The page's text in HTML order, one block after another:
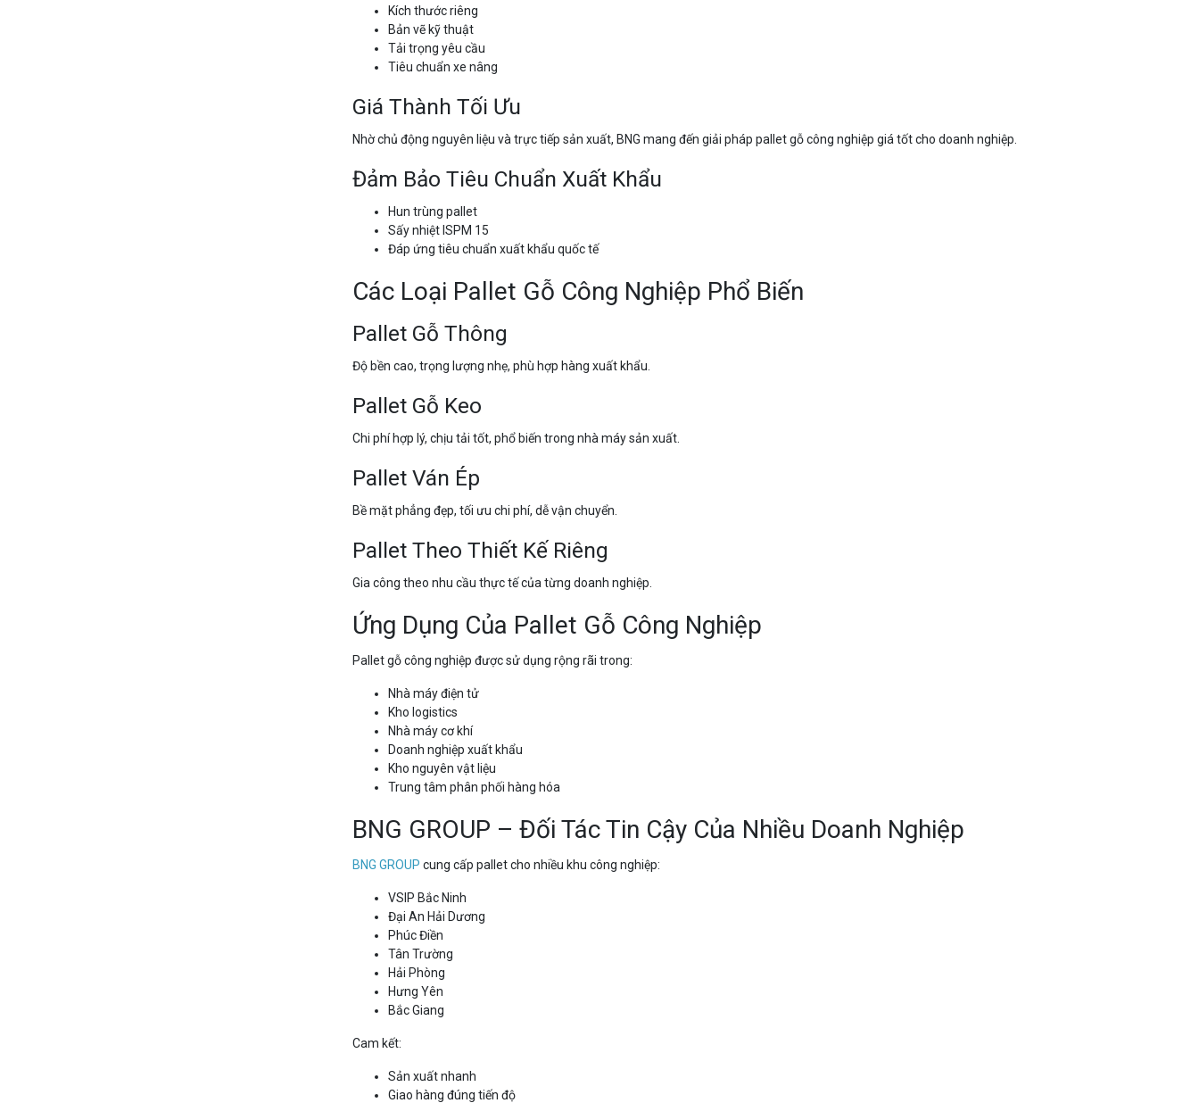
Kích thước riêng
Bản vẽ kỹ thuật
Tải trọng yêu cầu
Tiêu chuẩn xe nâng
Giá Thành Tối Ưu
Nhờ chủ động nguyên liệu và trực tiếp sản xuất, BNG mang đến giải pháp pallet gỗ công nghiệp giá tốt cho doanh nghiệp.
Đảm Bảo Tiêu Chuẩn Xuất Khẩu
Hun trùng pallet
Sấy nhiệt ISPM 15
Đáp ứng tiêu chuẩn xuất khẩu quốc tế
Các Loại Pallet Gỗ Công Nghiệp Phổ Biến
Pallet Gỗ Thông
Độ bền cao, trọng lượng nhẹ, phù hợp hàng xuất khẩu.
Pallet Gỗ Keo
Chi phí hợp lý, chịu tải tốt, phổ biến trong nhà máy sản xuất.
Pallet Ván Ép
Bề mặt phẳng đẹp, tối ưu chi phí, dễ vận chuyển.
Pallet Theo Thiết Kế Riêng
Gia công theo nhu cầu thực tế của từng doanh nghiệp.
Ứng Dụng Của Pallet Gỗ Công Nghiệp
Pallet gỗ công nghiệp được sử dụng rộng rãi trong:
Nhà máy điện tử
Kho logistics
Nhà máy cơ khí
Doanh nghiệp xuất khẩu
Kho nguyên vật liệu
Trung tâm phân phối hàng hóa
BNG GROUP – Đối Tác Tin Cậy Của Nhiều Doanh Nghiệp
BNG GROUP cung cấp pallet cho nhiều khu công nghiệp:
VSIP Bắc Ninh
Đại An Hải Dương
Phúc Điền
Tân Trường
Hải Phòng
Hưng Yên
Bắc Giang
Cam kết:
Sản xuất nhanh
Giao hàng đúng tiến độ